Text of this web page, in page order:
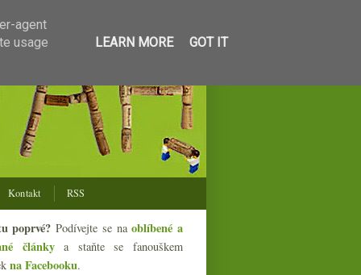
Kontakt RSS
poprvé? Podívejte se naoblíbené a
článkya staňte se fanouškem
na Facebooku.
agent
usage
LEARN MORE GOT IT